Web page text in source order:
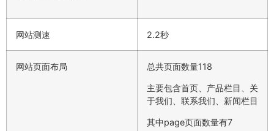
网站测速 2.2秒
网站页面布局 总共页面数量118
主要包含首页、产品栏目、关
于我们、联系我们、新闻栏目
其中page页面数量有7